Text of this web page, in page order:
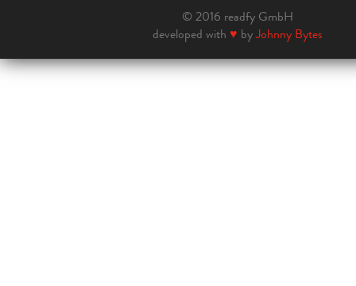
© 2016 readfy GmbH
developed with ♥ byJohnny Bytes